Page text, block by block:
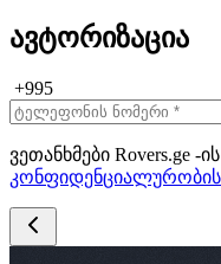
ავტორიზაცია
+995
ვეთანხმები Rovers.ge -ის